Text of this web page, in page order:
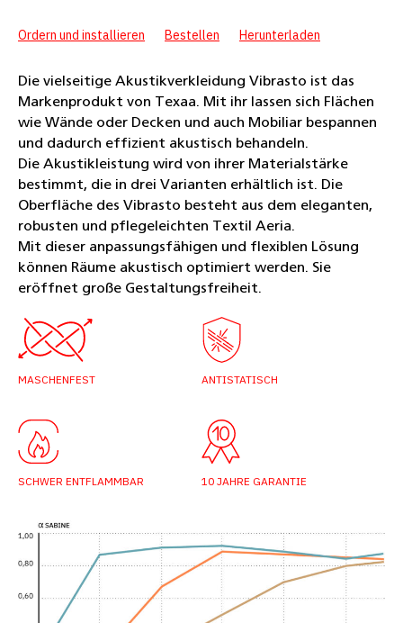
Ordern und installieren Bestellen Herunterladen
Die vielseitige Akustikverkleidung Vibrasto ist das
Markenprodukt von Texaa. Mit ihr lassen sich Flächen
wie Wände oder Decken und auch Mobiliar bespannen
und dadurch effizient akustisch behandeln.
Die Akustikleistung wird von ihrer Materialstärke
bestimmt, die in drei Varianten erhältlich ist. Die
Oberfläche des Vibrasto besteht aus dem eleganten,
robusten und pflegeleichten Textil Aeria.
Mit dieser anpassungsfähigen und flexiblen Lösung
können Räume akustisch optimiert werden. Sie
eröffnet große Gestaltungsfreiheit.
MASCHENFEST ANTISTATISCH
SCHWER ENTFLAMMBAR 10 JAHRE GARANTIE